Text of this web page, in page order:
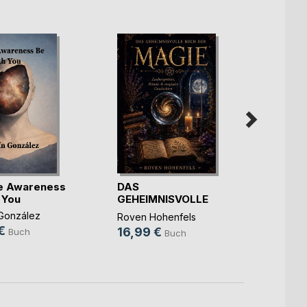
Awareness
Buch
DAS
GEHEIMNISVOLLE
BUCH DER MAGIE
Roven Hohenfels
16,99 € Buch